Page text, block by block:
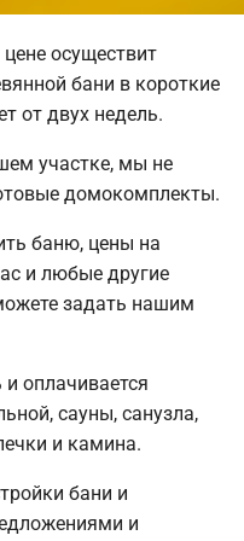
осуществит
бани в короткие
от двух недель.
участке, мы не
домокомплекты.
баню, цены на
и любые другие
задать нашим
оплачивается
сауны, санузла,
и камина.
бани и
и